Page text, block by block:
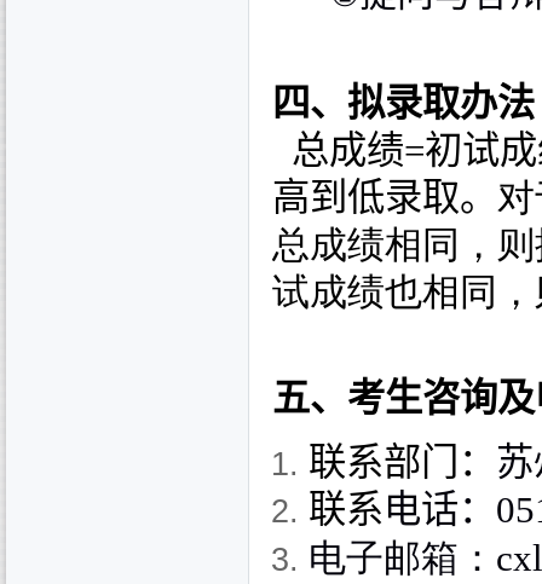
四、拟录取办法
总成绩=初试
高到低录取。
总成绩相同，
试成绩也相同
五、考生咨询
联系部门：
联系电话：
电子邮箱：